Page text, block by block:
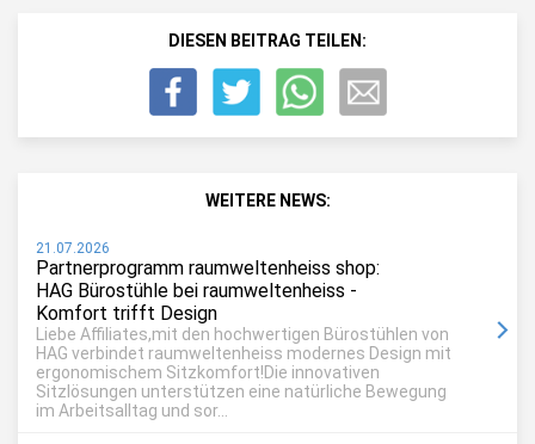
DIESEN BEITRAG TEILEN:
WEITERE NEWS:
21.07.2026
Partnerprogramm raumweltenheiss shop:
HAG Bürostühle bei raumweltenheiss -
Komfort trifft Design
Liebe Affiliates,mit den hochwertigen Bürostühlen von
HAG verbindet raumweltenheiss modernes Design mit
ergonomischem Sitzkomfort!Die innovativen
Sitzlösungen unterstützen eine natürliche Bewegung
im Arbeitsalltag und sor...